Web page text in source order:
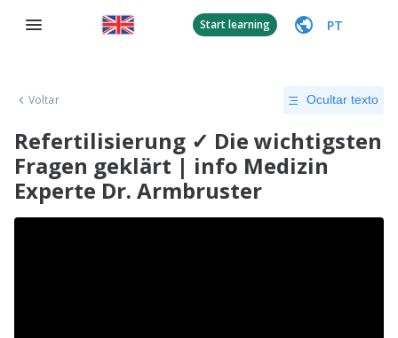
Start learning PT
Voltar Ocultar texto
Refertilisierung ✓ Die wichtigsten
Fragen geklärt | info Medizin
Experte Dr. Armbruster